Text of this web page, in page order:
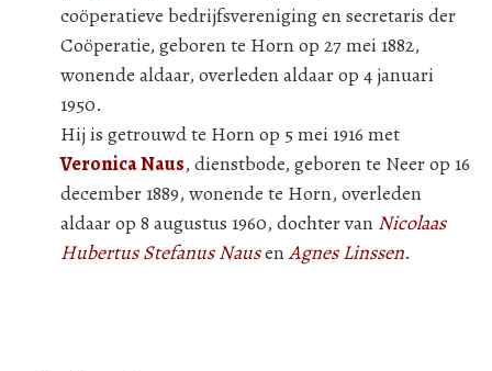
coöperatieve bedrijfsvereniging en secretaris der
Coöperatie, geboren te Horn op 27 mei 1882,
wonende aldaar, overleden aldaar op 4 januari
1950.
Hij is getrouwd te Horn op 5 mei 1916 met
Veronica Naus, dienstbode, geboren te Neer op 16
december 1889, wonende te Horn, overleden
aldaar op 8 augustus 1960, dochter van Nicolaas
Hubertus Stefanus NausenAgnes Linssen.